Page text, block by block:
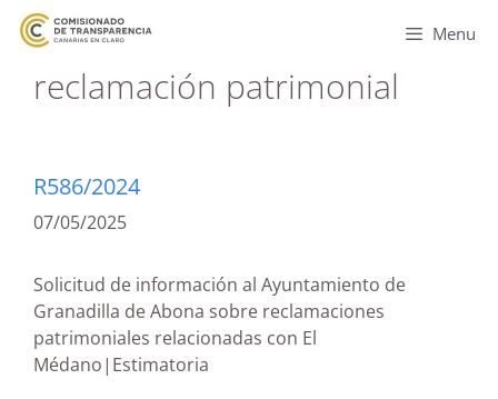
Menu
reclamación patrimonial
R586/2024
07/05/2025
Solicitud de información al Ayuntamiento de
Granadilla de Abona sobre reclamaciones
patrimoniales relacionadas con El
Médano|Estimatoria